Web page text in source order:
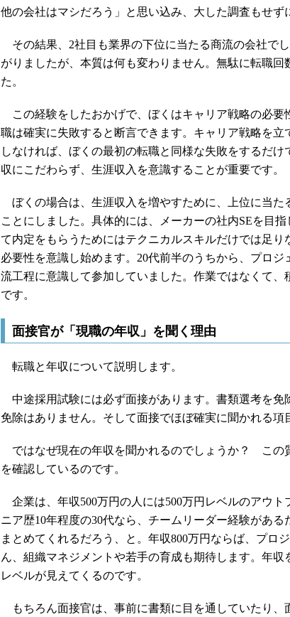
他の会社はマシだろう」と思い込み、大した調査もせず
その結果、2社目も業界の下位に当たる商流の会社で
がりましたが、本質は何も変わりません。無駄に転職回
た。
この経験をしたおかげで、ぼくはキャリア戦略の必要
職は確実に失敗すると断言できます。キャリア戦略を立
しなければ、ぼくの最初の転職と同様な失敗をするだ
収にこだわらず、生涯収入を意識することが重要です。
ぼくの場合は、生涯収入を増やすために、上位に当た
ことにしました。具体的には、メーカーの社内SEを目
て内定をもらうためにはテクニカルスキルだけでは足り
必要性を意識し始めます。20代前半のうちから、プロジ
流工程に意識して参加していました。作業ではなくて、
です。
面接官が「現職の年収」を聞く理由
転職と年収について説明します。
中途採用試験には必ず面接があります。書類選考を免
免除はありません。そして面接でほぼ確実に聞かれる項
ではなぜ現在の年収を聞かれるのでしょうか？ この
を確認しているのです。
企業は、年収500万円の人には500万円レベルのアウト
ニア歴10年程度の30代なら、チームリーダー経験があ
まとめてくれるだろう、と。年収800万円ならば、プロ
ん、組織マネジメントや若手の育成も期待します。年
レベルが見えてくるのです。
もちろん面接官は、事前に書類に目を通していたり、